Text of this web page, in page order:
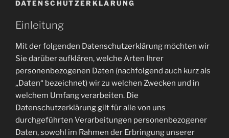
DATENSCHUTZERKLÄRUNG
Einleitung
Mit der folgenden Datenschutzerklärung möchten wir
Sie darüber aufklären, welche Arten Ihrer
personenbezogenen Daten (nachfolgend auch kurz als
„Daten“ bezeichnet) wir zu welchen Zwecken und in
welchem Umfang verarbeiten. Die
Datenschutzerklärung gilt für alle von uns
durchgeführten Verarbeitungen personenbezogener
Daten, sowohl im Rahmen der Erbringung unserer